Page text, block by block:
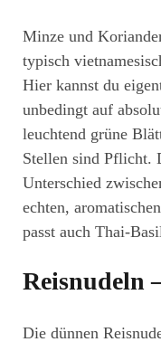
Minze und
typisch
Hier kannst du
unbedingt auf
leuchtend grüne
Stellen sind Pflicht.
Unterschied
echten,
passt auch Thai-
Reisnudeln
Die dünnen